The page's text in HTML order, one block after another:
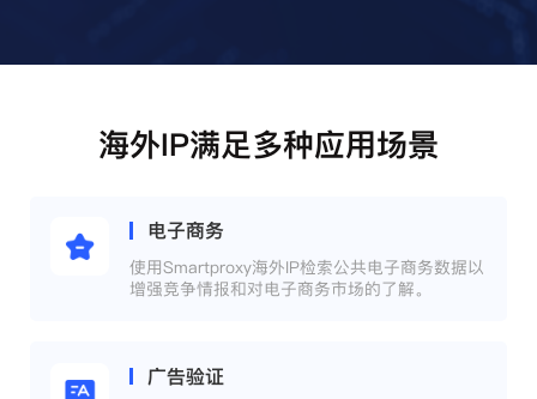
海外IP满足多种应用场景
电子商务
使用Smartproxy海外IP检索公共电子商务数据以
增强竞争情报和对电子商务市场的了解。
广告验证